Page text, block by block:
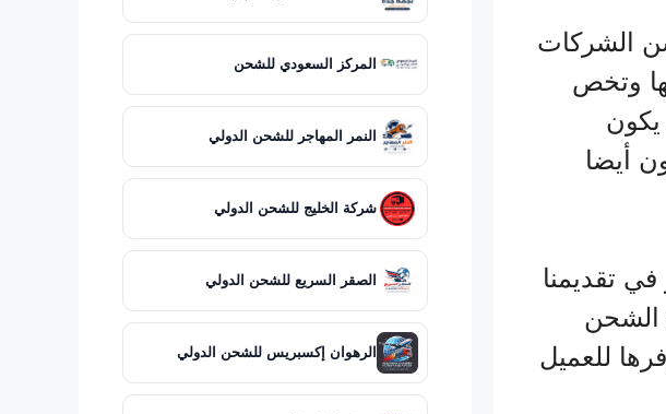
الشركات
وتخص
أيضا
تقديمنا
الشحن
للعميل
المركز السعودي للشحن
النمر المهاجر للشحن الدولي
شركة الخليج للشحن الدولي
الصقر السريع للشحن الدولي
الرهوان إكسبريس للشحن الدولي